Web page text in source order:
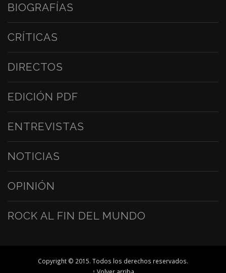
BIOGRAFÍAS
CRÍTICAS
DIRECTOS
EDICIÓN PDF
ENTREVISTAS
NOTICIAS
OPINIÓN
ROCK AL FIN DEL MUNDO
Copyright © 2015. Todos los derechos reservados.
↑ Volver arriba